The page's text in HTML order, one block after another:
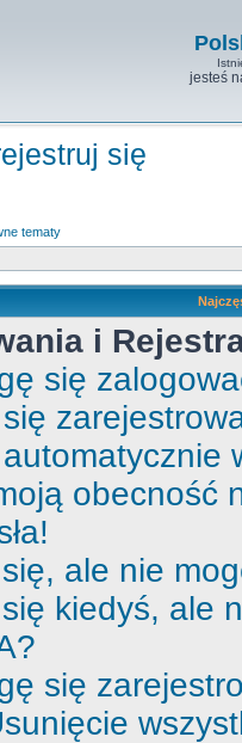
jesteś
się
tematy
i
się
obecność
ale nie
kiedyś, ale
się